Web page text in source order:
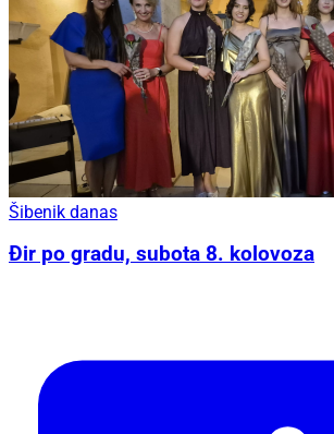
Šibenik danas
Đir po gradu, subota 8. kolovoza